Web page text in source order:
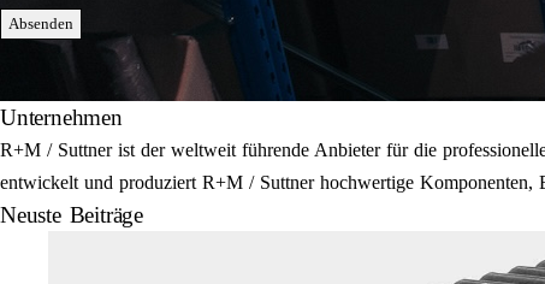
Absenden
Unternehmen
R+M / Suttner ist der weltweit führende Anbieter für die
entwickelt und produziert R+M / Suttner hochwertige Komponenten,
Neuste Beiträge